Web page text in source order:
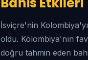
İsviçre'nin
oldu. Kolombiya'nın
doğru tahmin eden